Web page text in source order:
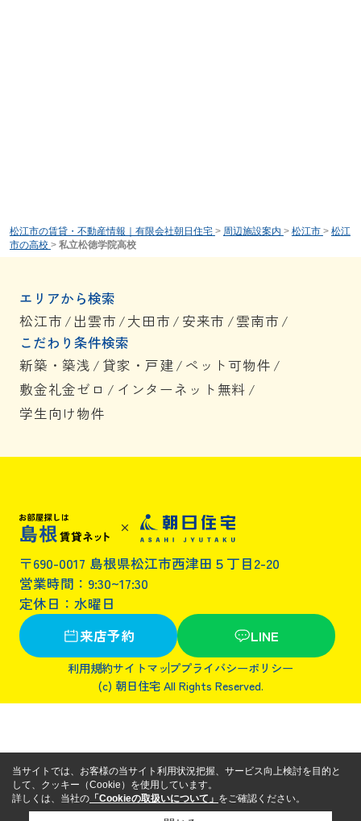
松江市の賃貸・不動産情報｜有限会社朝日住宅 > 周辺施設案内 > 松江市 > 松江
市の高校 > 私立松徳学院高校
エリアから検索
松江市 / 出雲市 /大田市 / 安来市 /雲南市 /
こだわり条件検索
新築・築浅 / 貸家・戸建/ ペット可物件 /
敷金礼金ゼロ / インターネット無料 /
学生向け物件
〒690-0017 島根県松江市西津田５丁目2-20
営業時間：9:30~17:30
定休日：水曜日
来店予約
LINE
利用規約サイトマッププライバシーポリシー
(c) 朝日住宅 All Rights Reserved.
当サイトでは、お客様の当サイト利用状況把握、サービス向上検討を目的と
して、クッキー（Cookie）を使用しています。
詳しくは、当社の 「Cookieの取扱いについて」 をご確認ください。